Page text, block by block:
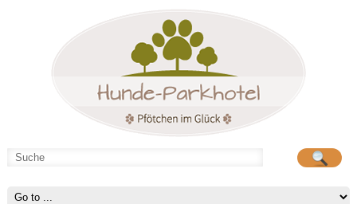
Hunde-Parkhotel